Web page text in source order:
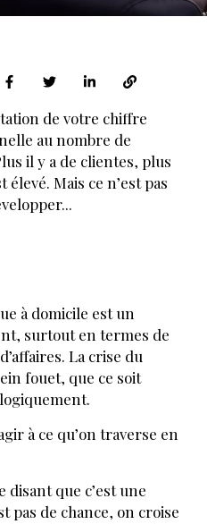
de votre chiffre
au nombre de
il y a de clientes, plus
Mais ce n’est pas
à domicile est un
surtout en termes de
La crise du
fouet, que ce soit
à ce qu’on traverse en
disant que c’est une
pas de chance, on croise